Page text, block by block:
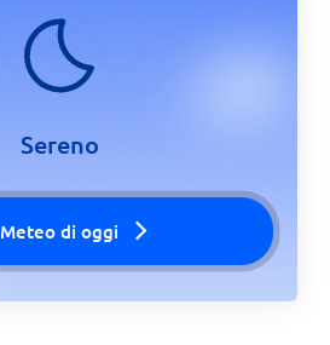
Sereno
Meteo di oggi